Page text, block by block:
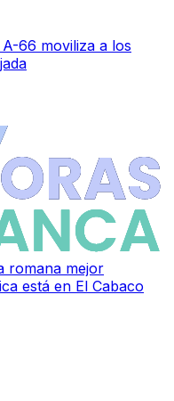
66 moviliza a los
romana mejor
está en El Cabaco